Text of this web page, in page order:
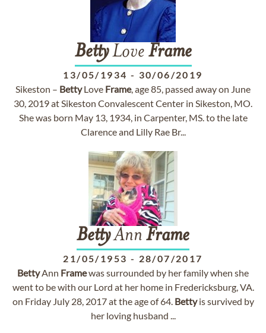
BettyLove Frame
13/05/1934 - 30/06/2019
Sikeston – BettyLove Frame, age 85, passed away on June
30, 2019 at Sikeston Convalescent Center in Sikeston, MO.
She was born May 13, 1934, in Carpenter, MS. to the late
Clarence and Lilly Rae Br...
BettyAnn Frame
21/05/1953 - 28/07/2017
BettyAnn Framewas surrounded by her family when she
went to be with our Lord at her home in Fredericksburg, VA.
on Friday July 28, 2017 at the age of 64. Bettyis survived by
her loving husband ...